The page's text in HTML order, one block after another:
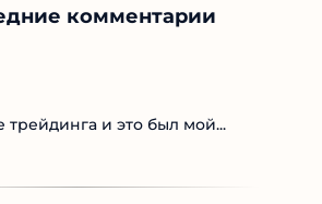
и это был мой...